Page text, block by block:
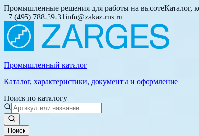
Промышленные решения для работы на высотеКаталог,
+7 (495) 788-39-31info@zakaz-rus.ru
Промышленный каталог
Каталог, характеристики, документы и оформление
Поиск по каталогу
Поиск